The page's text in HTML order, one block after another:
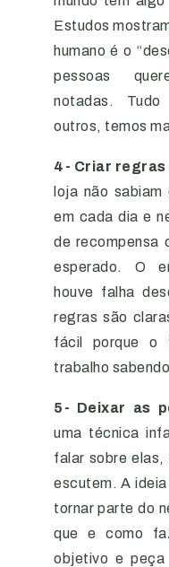
Estudos
humano é o
pessoas
notadas.
outros, temos
4- Criar
loja não
em cada dia e
de recompensa
esperado. O
houve falha
regras são
fácil porque o
trabalho
5- Deixar as
uma técnica
falar sobre elas,
escutem. A
tornar parte do
que e como
objetivo e